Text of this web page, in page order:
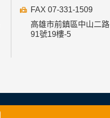
FAX 07-331-1509
高雄市前鎮區中山二路
91號19樓-5